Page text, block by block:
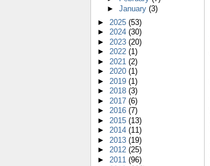
► January (3)
► 2025 (53)
► 2024 (30)
► 2023 (20)
► 2022 (1)
► 2021 (2)
► 2020 (1)
► 2019 (1)
► 2018 (3)
► 2017 (6)
► 2016 (7)
► 2015 (13)
► 2014 (11)
► 2013 (19)
► 2012 (25)
► 2011 (96)